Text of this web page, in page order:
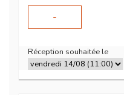
-
Réception souhaitée le